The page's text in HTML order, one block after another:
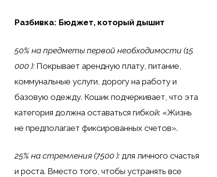
Разбивка: Бюджет, который дышит
50% на предметы первой необходимости (15
000 ₹): Покрывает арендную плату, питание,
коммунальные услуги, дорогу на работу и
базовую одежду. Кошик подчеркивает, что эта
категория должна оставаться гибкой: «Жизнь
не предполагает фиксированных счетов».
25% на стремления (7500 ₹): для личного счастья
и роста. Вместо того, чтобы устранять все